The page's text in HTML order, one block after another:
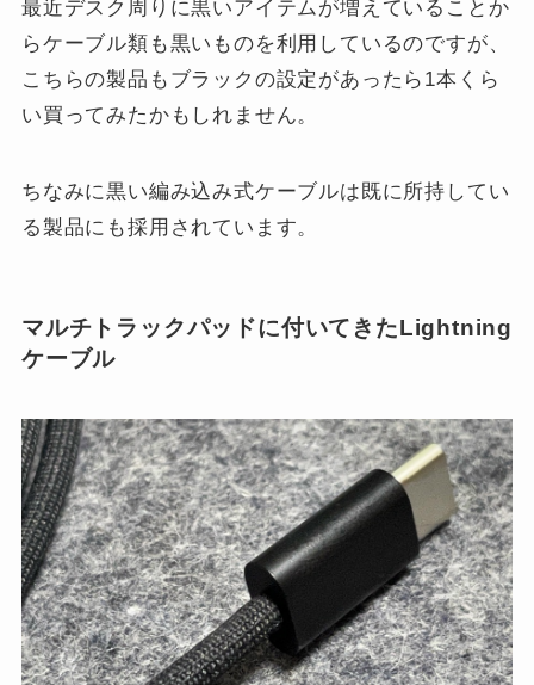
最近デスク周りに黒いアイテムが増えていることか
らケーブル類も黒いものを利用しているのですが、
こちらの製品もブラックの設定があったら1本くら
い買ってみたかもしれません。
ちなみに黒い編み込み式ケーブルは既に所持してい
る製品にも採用されています。
マルチトラックパッドに付いてきたLightning
ケーブル